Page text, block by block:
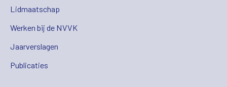
Lidmaatschap
Werken bij de NVVK
Jaarverslagen
Publicaties